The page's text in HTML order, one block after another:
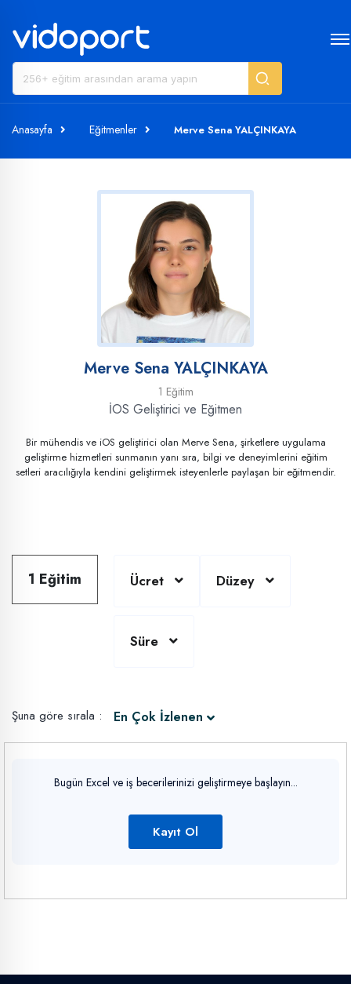
Anasayfa Eğitmenler Merve Sena YALÇINKAYA
Merve Sena YALÇINKAYA
1 Eğitim
İOS Geliştirici ve Eğitmen
Bir mühendis ve iOS geliştirici olan Merve Sena, şirketlere uygulama
geliştirme hizmetleri sunmanın yanı sıra, bilgi ve deneyimlerini eğitim
setleri aracılığıyla kendini geliştirmek isteyenlerle paylaşan bir eğitmendir.
1 Eğitim Ücret Düzey
Süre
Şuna göre sırala : En Çok İzlenen
Bugün Excel ve iş becerilerinizi geliştirmeye başlayın...
Kayıt Ol